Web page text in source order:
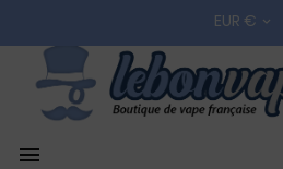
EUR € 
